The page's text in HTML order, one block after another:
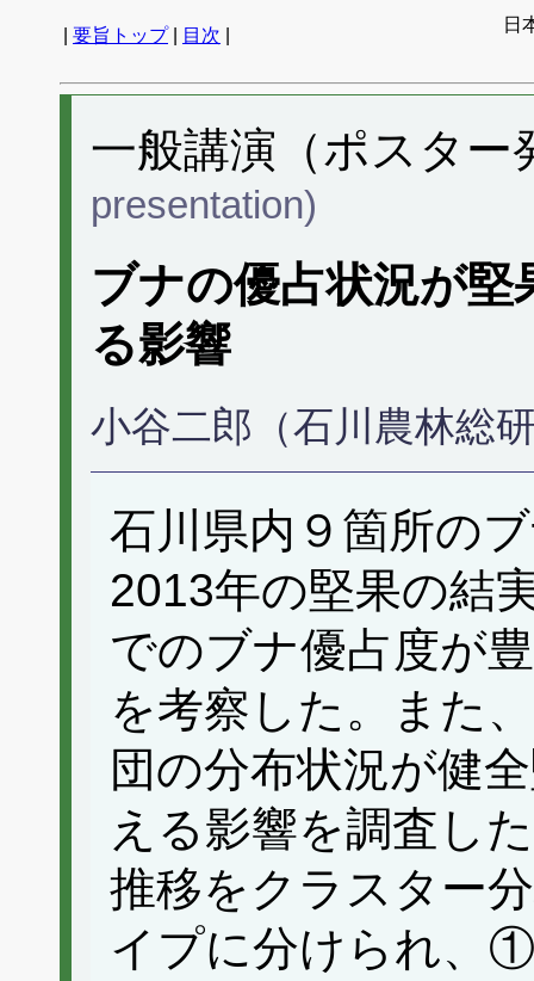
要旨トップ| 目次
日
一般講演（ポスタ
presentation)
ブナの優占状況が
る影響
小谷二郎（石川農林総
石川県内９箇所の
2013年の堅果の結
でのブナ優占度が
を考察した。また
団の分布状況が健
える影響を調査し
推移をクラスター
イプに分けられ、